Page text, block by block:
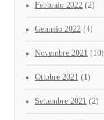
Febbraio 2022 (2)
Gennaio 2022 (4)
Novembre 2021 (10)
Ottobre 2021 (1)
Settembre 2021 (2)